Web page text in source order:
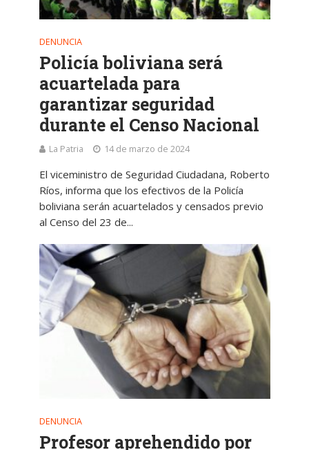
DENUNCIA
Policía boliviana será
acuartelada para
garantizar seguridad
durante el Censo Nacional
La Patria 14 de marzo de 2024
El viceministro de Seguridad Ciudadana, Roberto
Ríos, informa que los efectivos de la Policía
boliviana serán acuartelados y censados previo
al Censo del 23 de...
DENUNCIA
Profesor aprehendido por